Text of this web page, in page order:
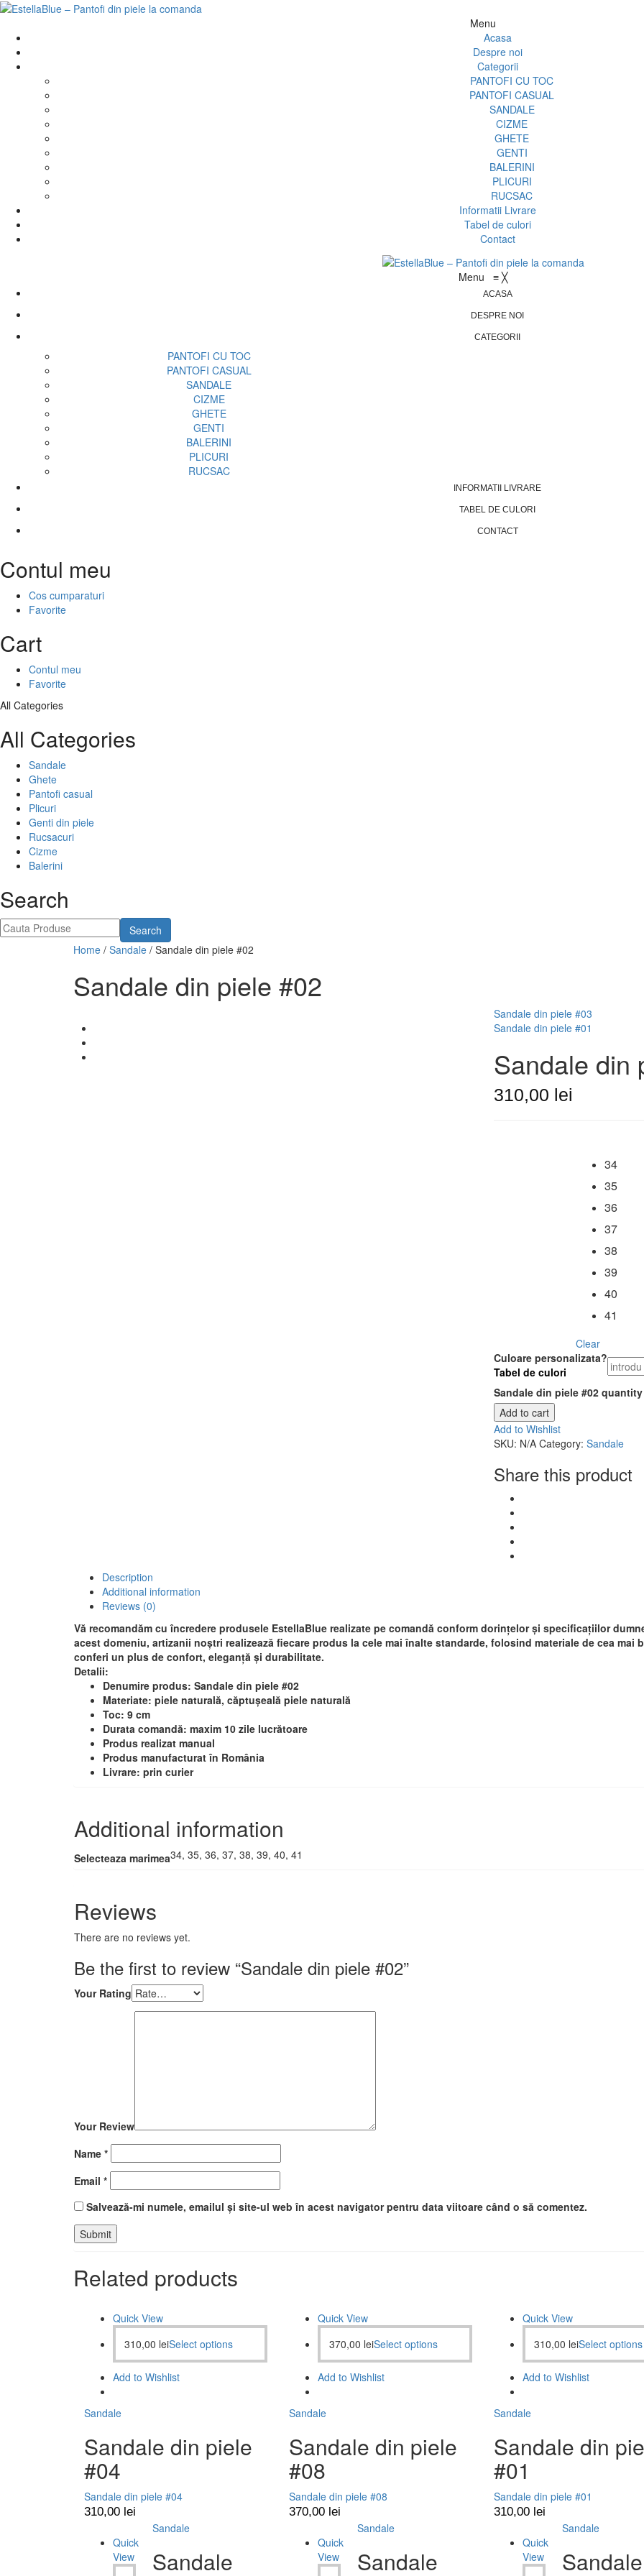
Menu
Acasa
Despre noi
Categorii
PANTOFI CU TOC
PANTOFI CASUAL
SANDALE
CIZME
GHETE
GENTI
BALERINI
PLICURI
RUCSAC
Informatii Livrare
Tabel de culori
Contact
Menu ≡ ╳
ACASA
DESPRE NOI
CATEGORII
PANTOFI CU TOC
PANTOFI CASUAL
SANDALE
CIZME
GHETE
GENTI
BALERINI
PLICURI
RUCSAC
INFORMATII LIVRARE
TABEL DE CULORI
CONTACT
Contul meu
Cos cumparaturi
Favorite
Cart
Contul meu
Favorite
All Categories
All Categories
Sandale
Ghete
Pantofi casual
Plicuri
Genti din piele
Rucsacuri
Cizme
Balerini
Search
Search
Home / Sandale / Sandale din piele #02
Sandale din piele #02
Sandale din piele #03
Sandale din piele #01
Sandale din
310,00 lei
34
35
36
37
38
39
40
41
Clear
Culoare personalizata?
Tabel de culori
Sandale din piele #02 quantity
Add to cart
Add to Wishlist
SKU: N/A Category: Sandale
Share this product
Description
Additional information
Reviews (0)
Vă recomandăm cu încredere produsele EstellaBlue realizate pe comandă conform dorințelor și specificațiilor
acest domeniu, artizanii noștri realizează fiecare produs la cele mai înalte standarde, folosind materiale de cea
conferi un plus de confort, eleganță și durabilitate.
Detalii:
Denumire produs: Sandale din piele #02
Materiate: piele naturală, căptușeală piele naturală
Toc: 9 cm
Durata comandă: maxim 10 zile lucrătoare
Produs realizat manual
Produs manufacturat în România
Livrare: prin curier
Additional information
Selecteaza marimea34, 35, 36, 37, 38, 39, 40, 41
Reviews
There are no reviews yet.
Be the first to review “Sandale din piele #02”
Your Rating
Your Review
Name *
Email *
Salvează-mi numele, emailul și site-ul web în acest navigator pentru data viitoare când o să comentez.
Related products
Quick View
310,00 leiSelect options
Add to Wishlist
Sandale
Sandale din piele
#04
Sandale din piele #04
310,00 lei
Quick
View
Sandale
Sandale
Quick View
370,00 leiSelect options
Add to Wishlist
Sandale
Sandale din piele
#08
Sandale din piele #08
370,00 lei
Quick
View
Sandale
Sandale
Quick View
310,00 leiSelect options
Add to Wishlist
Sandale
Sandale din
#01
Sandale din piele #01
310,00 lei
Quick
View
Sandale
Sandale